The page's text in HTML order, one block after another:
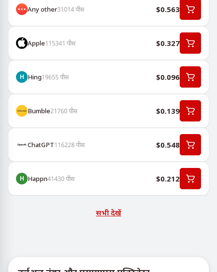
Any other31014पीस $0.563
Apple115341 पीस $0.327
Hing19655पीस $0.096
Bumble21760पीस $0.139
ChatGPT116228पीस $0.548
Happn41430पीस $0.212
सभी देखें